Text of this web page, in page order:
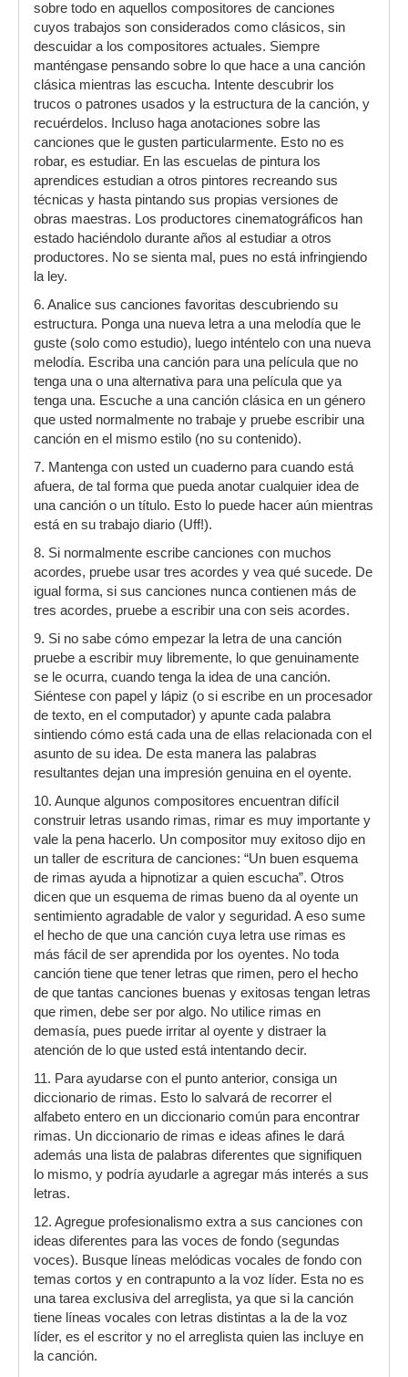
sobre todo en aquellos compositores de canciones
cuyos trabajos son considerados como clásicos, sin
descuidar a los compositores actuales. Siempre
manténgase pensando sobre lo que hace a una canción
clásica mientras las escucha. Intente descubrir los
trucos o patrones usados y la estructura de la canción, y
recuérdelos. Incluso haga anotaciones sobre las
canciones que le gusten particularmente. Esto no es
robar, es estudiar. En las escuelas de pintura los
aprendices estudian a otros pintores recreando sus
técnicas y hasta pintando sus propias versiones de
obras maestras. Los productores cinematográficos han
estado haciéndolo durante años al estudiar a otros
productores. No se sienta mal, pues no está infringiendo
la ley.
6. Analice sus canciones favoritas descubriendo su
estructura. Ponga una nueva letra a una melodía que le
guste (solo como estudio), luego inténtelo con una nueva
melodía. Escriba una canción para una película que no
tenga una o una alternativa para una película que ya
tenga una. Escuche a una canción clásica en un género
que usted normalmente no trabaje y pruebe escribir una
canción en el mismo estilo (no su contenido).
7. Mantenga con usted un cuaderno para cuando está
afuera, de tal forma que pueda anotar cualquier idea de
una canción o un título. Esto lo puede hacer aún mientras
está en su trabajo diario (Uff!).
8. Si normalmente escribe canciones con muchos
acordes, pruebe usar tres acordes y vea qué sucede. De
igual forma, si sus canciones nunca contienen más de
tres acordes, pruebe a escribir una con seis acordes.
9. Si no sabe cómo empezar la letra de una canción
pruebe a escribir muy libremente, lo que genuinamente
se le ocurra, cuando tenga la idea de una canción.
Siéntese con papel y lápiz (o si escribe en un procesador
de texto, en el computador) y apunte cada palabra
sintiendo cómo está cada una de ellas relacionada con el
asunto de su idea. De esta manera las palabras
resultantes dejan una impresión genuina en el oyente.
10. Aunque algunos compositores encuentran difícil
construir letras usando rimas, rimar es muy importante y
vale la pena hacerlo. Un compositor muy exitoso dijo en
un taller de escritura de canciones: “Un buen esquema
de rimas ayuda a hipnotizar a quien escucha”. Otros
dicen que un esquema de rimas bueno da al oyente un
sentimiento agradable de valor y seguridad. A eso sume
el hecho de que una canción cuya letra use rimas es
más fácil de ser aprendida por los oyentes. No toda
canción tiene que tener letras que rimen, pero el hecho
de que tantas canciones buenas y exitosas tengan letras
que rimen, debe ser por algo. No utilice rimas en
demasía, pues puede irritar al oyente y distraer la
atención de lo que usted está intentando decir.
11. Para ayudarse con el punto anterior, consiga un
diccionario de rimas. Esto lo salvará de recorrer el
alfabeto entero en un diccionario común para encontrar
rimas. Un diccionario de rimas e ideas afines le dará
además una lista de palabras diferentes que signifiquen
lo mismo, y podría ayudarle a agregar más interés a sus
letras.
12. Agregue profesionalismo extra a sus canciones con
ideas diferentes para las voces de fondo (segundas
voces). Busque líneas melódicas vocales de fondo con
temas cortos y en contrapunto a la voz líder. Esta no es
una tarea exclusiva del arreglista, ya que si la canción
tiene líneas vocales con letras distintas a la de la voz
líder, es el escritor y no el arreglista quien las incluye en
la canción.